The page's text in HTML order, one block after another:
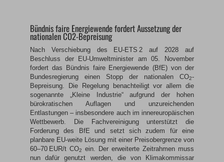
Bündnis faire Energiewende fordert Aussetzung der
nationalen CO2-Bepreisung
Nach Verschiebung des EU-ETS 2 auf 2028 auf
Beschluss der EU-Umweltminister am 05. November
fordert das Bündnis faire Energiewende (BfE) von der
Bundesregierung einen Stopp der nationalen CO2-
Bepreisung. Die Regelung benachteiligt vor allem die
sogenannte „Kleine Industrie“ aufgrund der hohen
bürokratischen Auflagen und unzureichenden
Entlastungen – insbesondere auch im innereuropäischen
Wettbewerb. Die Fachvereinigung unterstützt die
Forderung des BfE und setzt sich zudem für eine
planbare EU-weite Lösung mit einer Preisobergrenze von
60–70 EUR/t CO2
ein. Der erweiterte Zeitrahmen muss
nun dafür genutzt werden, die von Klimakommissar